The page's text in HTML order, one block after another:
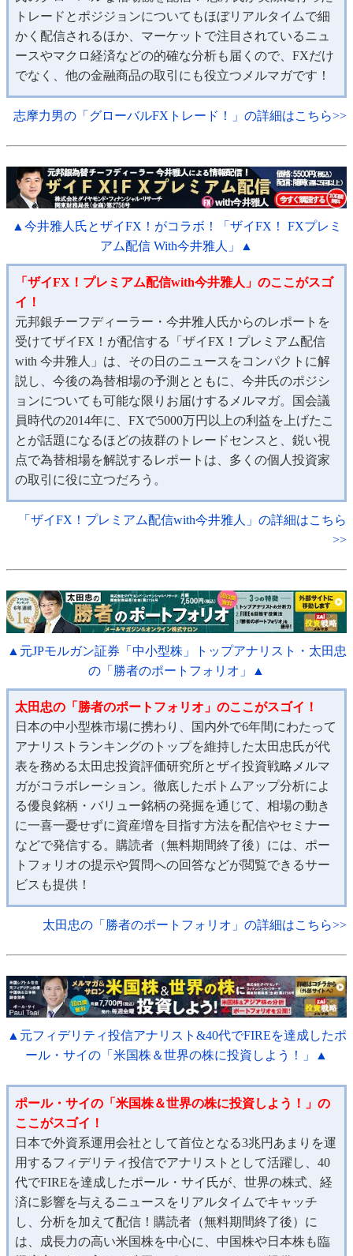
トレードとポジジョンについてもほぼリアルタイムで細
かく配信されるほか、マーケットで注目されているニュ
ースやマクロ経済などの的確な分析も届くので、FXだけ
でなく、他の金融商品の取引にも役立つメルマガです！
志摩力男の「グローバルFXトレード！」の詳細はこちら>>
▲今井雅人氏とザイFX！がコラボ！「ザイFX！ FXプレミ
アム配信 With今井雅人」▲
「ザイFX！プレミアム配信with今井雅人」のここがスゴ
イ！
元邦銀チーフディーラー・今井雅人氏からのレポートを
受けてザイFX！が配信する「ザイFX！プレミアム配信
with 今井雅人」は、その日のニュースをコンパクトに解
説し、今後の為替相場の予測とともに、今井氏のポジシ
ョンについても可能な限りお届けするメルマガ。国会議
員時代の2014年に、FXで5000万円以上の利益を上げたこ
とが話題になるほどの抜群のトレードセンスと、鋭い視
点で為替相場を解説するレポートは、多くの個人投資家
の取引に役に立つだろう。
「ザイFX！プレミアム配信with今井雅人」の詳細はこちら
>>
▲元JPモルガン証券「中小型株」トップアナリスト・太田忠
の「勝者のポートフォリオ」▲
太田忠の「勝者のポートフォリオ」のここがスゴイ！
日本の中小型株市場に携わり、国内外で6年間にわたって
アナリストランキングのトップを維持した太田忠氏が代
表を務める太田忠投資評価研究所とザイ投資戦略メルマ
ガがコラボレーション。徹底したボトムアップ分析によ
る優良銘柄・バリュー銘柄の発掘を通じて、相場の動き
に一喜一憂せずに資産増を目指す方法を配信やセミナー
などで発信する。購読者（無料期間終了後）には、ポー
トフォリオの提示や質問への回答などが閲覧できるサー
ビスも提供！
太田忠の「勝者のポートフォリオ」の詳細はこちら>>
▲元フィデリティ投信アナリスト&40代でFIREを達成したポ
ール・サイの「米国株＆世界の株に投資しよう！」▲
ポール・サイの「米国株＆世界の株に投資しよう！」の
ここがスゴイ！
日本で外資系運用会社として首位となる3兆円あまりを運
用するフィデリティ投信でアナリストとして活躍し、40
代でFIREを達成したポール・サイ氏が、世界の株式、経
済に影響を与えるニュースをリアルタイムでキャッチ
し、分析を加えて配信！購読者（無料期間終了後）に
は、成長力の高い米国株を中心に、中国株や日本株も臨